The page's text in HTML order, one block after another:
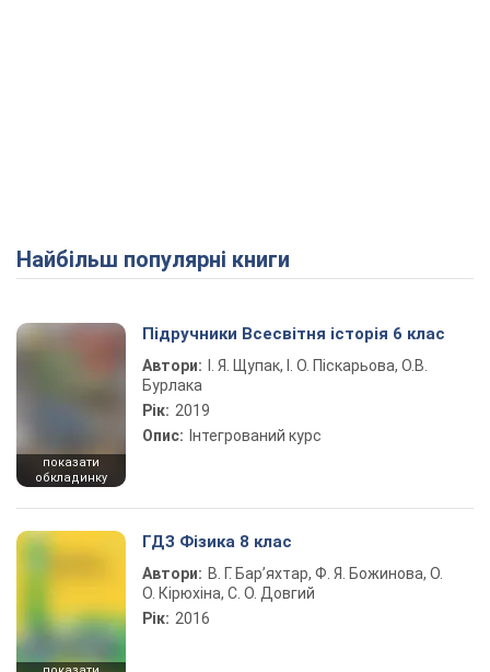
Найбільш популярні книги
показати
обкладинку
Підручники Всесвітня історія 6 клас
Автори:
І. Я. Щупак, І. О. Піскарьова, О.В.
Бурлака
Рік: 2019
Опис: Інтегрований курс
ГДЗ Фізика 8 клас
Автори: В. Г. Бар’яхтар, Ф. Я. Божинова, О.
О. Кірюхіна, С. О. Довгий
Рік: 2016